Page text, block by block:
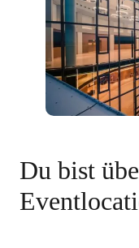
Du bist